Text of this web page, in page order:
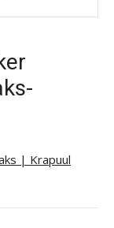
| Krapuul